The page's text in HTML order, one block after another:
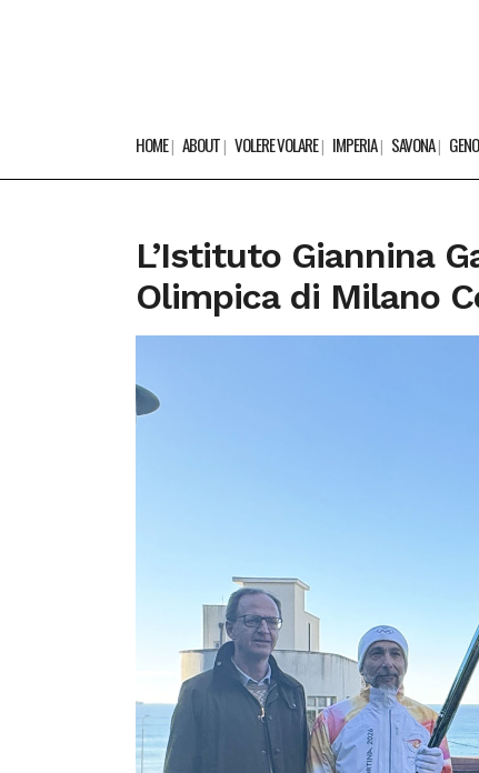
HOME ABOUT VOLERE VOLARE IMPERIA SAVONA
L’Istituto Giannina
Olimpica di Milano